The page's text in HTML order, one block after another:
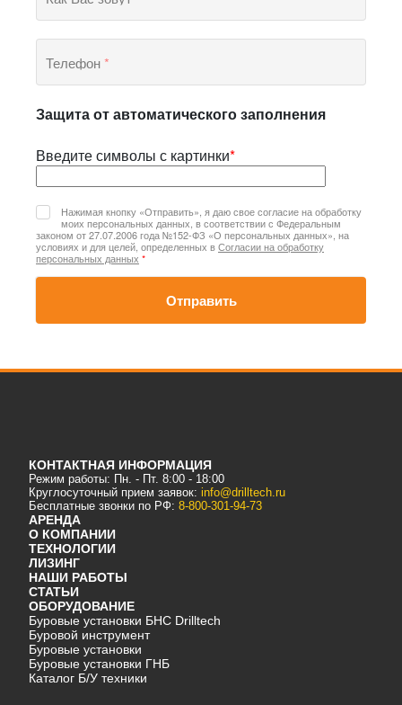
Телефон*
Защита от автоматического заполнения
Введите символы с картинки*
Нажимая кнопку «Отправить», я даю свое согласие на обработку
моих персональных данных, в соответствии с Федеральным
законом от 27.07.2006 года №152-ФЗ «О персональных данных», на
условиях и для целей, определенных вСогласии на обработку
персональных данных *
Отправить
КОНТАКТНАЯ ИНФОРМАЦИЯ
Режим работы: Пн. - Пт. 8:00 - 18:00
Круглосуточный прием заявок: info@drilltech.ru
Бесплатные звонки по РФ: 8-800-301-94-73
АРЕНДА
О КОМПАНИИ
ТЕХНОЛОГИИ
ЛИЗИНГ
НАШИ РАБОТЫ
СТАТЬИ
ОБОРУДОВАНИЕ
Буровые установки БНС Drilltech
Буровой инструмент
Буровые установки
Буровые установки ГНБ
Каталог Б/У техники